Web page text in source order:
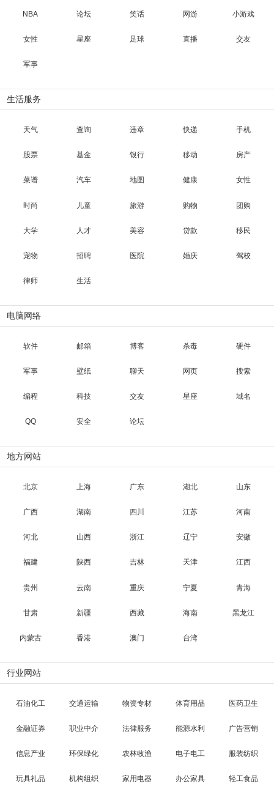
NBA 论坛 笑话 网游 小游戏
女性 星座 足球 直播 交友
军事
生活服务
天气 查询 违章 快递 手机
股票 基金 银行 移动 房产
菜谱 汽车 地图 健康 女性
时尚 儿童 旅游 购物 团购
大学 人才 美容 贷款 移民
宠物 招聘 医院 婚庆 驾校
律师 生活
电脑网络
软件 邮箱 博客 杀毒 硬件
军事 壁纸 聊天 网页 搜索
编程 科技 交友 星座 域名
QQ 安全 论坛
地方网站
北京 上海 广东 湖北 山东
广西 湖南 四川 江苏 河南
河北 山西 浙江 辽宁 安徽
福建 陕西 吉林 天津 江西
贵州 云南 重庆 宁夏 青海
甘肃 新疆 西藏 海南 黑龙江
内蒙古 香港 澳门 台湾
行业网站
石油化工 交通运输 物资专材 体育用品 医药卫生
金融证券 职业中介 法律服务 能源水利 广告营销
信息产业 环保绿化 农林牧渔 电子电工 服装纺织
玩具礼品 机构组织 家用电器 办公家具 轻工食品